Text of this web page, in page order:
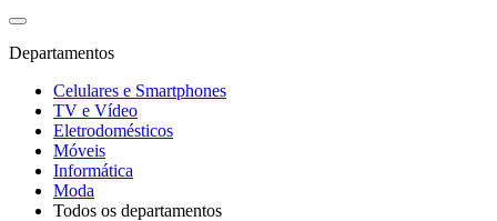
Departamentos
Celulares e Smartphones
TV e Vídeo
Eletrodomésticos
Móveis
Informática
Moda
Todos os departamentos